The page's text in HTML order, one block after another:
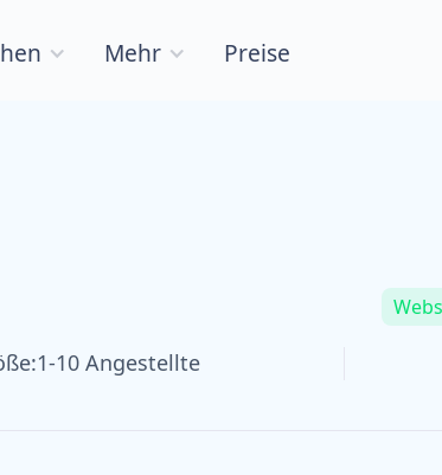
Mehr Preise
1-10 Angestellte